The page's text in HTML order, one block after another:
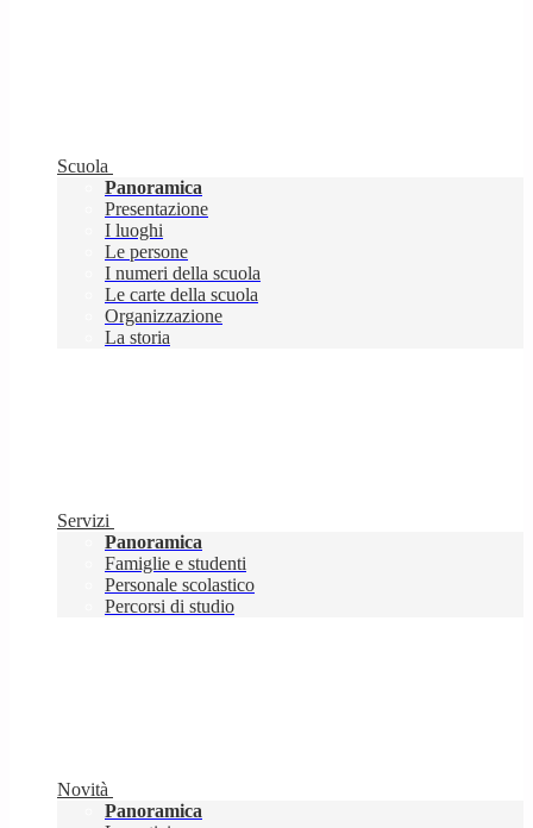
Scuola
Panoramica
Presentazione
I luoghi
Le persone
I numeri della scuola
Le carte della scuola
Organizzazione
La storia
Servizi
Panoramica
Famiglie e studenti
Personale scolastico
Percorsi di studio
Novità
Panoramica